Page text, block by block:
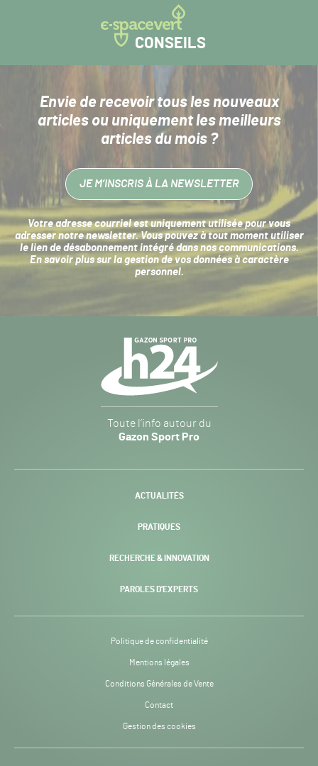
CONSEILS
Envie de recevoir tous les nouveaux
articlesou uniquement les meilleurs
articles du mois ?
JE M’INSCRIS À LA NEWSLETTER
Votre adresse courriel est uniquement utilisée pour vous
adresser notre newsletter. Vous pouvez à tout moment utiliser
le lien de désabonnement intégré dans nos communications.
En savoir plus sur la gestion de vos données à caractère
personnel.
Sport
Pro
-
Toute l’info autour du
Gazon Sport Pro
ACTUALITÉS
PRATIQUES
RECHERCHE & INNOVATION
PAROLES D’EXPERTS
Politique de confidentialité
Mentions légales
Conditions Générales de Vente
Contact
Gestion des cookies